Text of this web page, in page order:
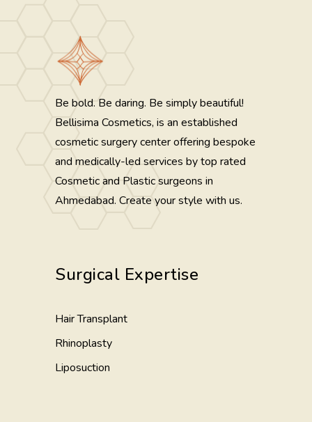
Be bold. Be daring. Be simply beautiful!
Bellisima Cosmetics, is an established
cosmetic surgery center offering bespoke
and medically-led services by top rated
Cosmetic and Plastic surgeons in
Ahmedabad. Create your style with us.
Surgical Expertise
Hair Transplant
Rhinoplasty
Liposuction